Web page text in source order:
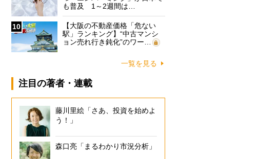
も普及 1～2週間は…
10
【大阪の不動産価格「危ない
駅」ランキング】“中古マンシ
ョン売れ行き鈍化”のワー…
一覧を見る
注目の著者・連載
藤川里絵「さあ、投資を始めよ
う！」
森口亮「まるわかり市況分析」